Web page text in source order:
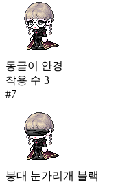
동글이 안경
착용 수 3
#7
붕대 눈가리개 블랙